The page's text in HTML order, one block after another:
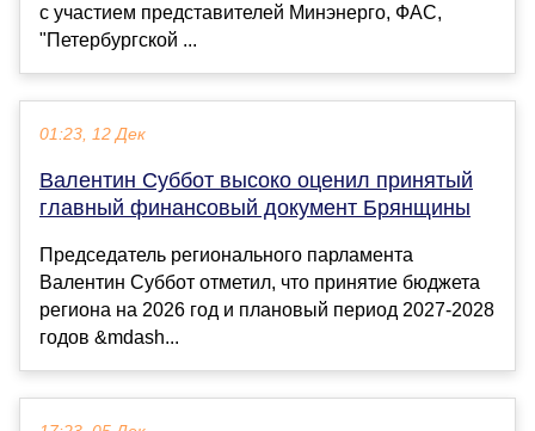
с участием представителей Минэнерго, ФАС,
"Петербургской ...
01:23, 12 Дек
Валентин Суббот высоко оценил принятый
главный финансовый документ Брянщины
Председатель регионального парламента
Валентин Суббот отметил, что принятие бюджета
региона на 2026 год и плановый период 2027-2028
годов &mdash...